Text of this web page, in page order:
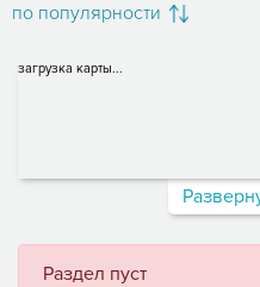
по популярности
загрузка карты...
Раздел пуст